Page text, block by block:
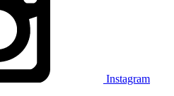
Instagram